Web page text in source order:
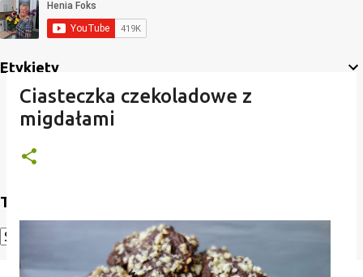
Etykiety
Translate
Translate
Ciasteczka czekoladowe z
migdałami